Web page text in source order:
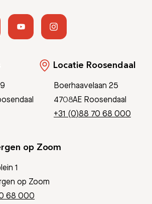
Locatie Roosendaal
Boerhaavelaan 25
4708AE Roosendaal
+31 (0)88 70 68 000
op Zoom
1
op Zoom
68 000